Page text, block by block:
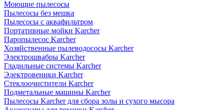
Моющие пылесосы
Пылесосы без мешка
Пылесосы с аквафильтром
Портативные мойки Karcher
Паропылесос Karcher
Хозяйственные пылеводососы Karcher
Электрошвабры Karcher
Гладильные системы Karcher
Электровеники Karcher
Стеклоочистители Karcher
Подметальные машины Karcher
Пылесосы Karcher для сбора золы и сухого мысора